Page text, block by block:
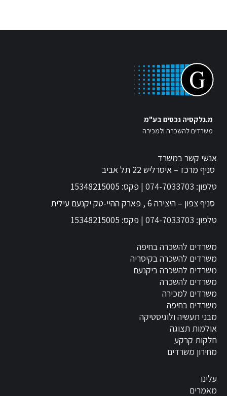
מ.גלקסיה נכסים בע"מ
משרדים להשכרה ולמכירה
אנשי קשר במשרד
סניף מרכז – איסרליש 22 תל אביב
טלפון: 074-7033703 | פקס: 15348215005
סניף צפון – היצירה 6 , פארק ההיי-טק יקנעם עילית
טלפון: 074-7033703 | פקס: 15348215005
משרדים להשכרה בחיפה
משרדים להשכרה בקיסריה
משרדים להשכרה ביקנעם
משרדים להשכרה
משרדים למכירה
משרדים בחיפה
מבני תעשיה ולוגיסטיקה
אולמות תצוגה
חלקות קרקע
מחירון משרדים
עלינו
מאמרים